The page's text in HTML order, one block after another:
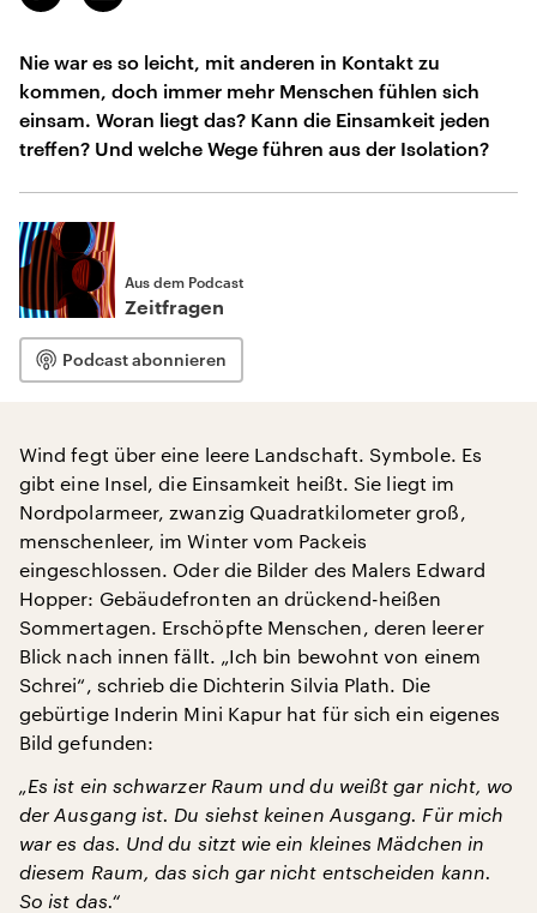
Nie war es so leicht, mit anderen in Kontakt zu
kommen, doch immer mehr Menschen fühlen sich
einsam. Woran liegt das? Kann die Einsamkeit jeden
treffen? Und welche Wege führen aus der Isolation?
Aus dem Podcast
Zeitfragen
Podcast abonnieren
Wind fegt über eine leere Landschaft. Symbole. Es
gibt eine Insel, die Einsamkeit heißt. Sie liegt im
Nordpolarmeer, zwanzig Quadratkilometer groß,
menschenleer, im Winter vom Packeis
eingeschlossen. Oder die Bilder des Malers Edward
Hopper: Gebäudefronten an drückend-heißen
Sommertagen. Erschöpfte Menschen, deren leerer
Blick nach innen fällt. „Ich bin bewohnt von einem
Schrei“, schrieb die Dichterin Silvia Plath. Die
gebürtige Inderin Mini Kapur hat für sich ein eigenes
Bild gefunden:
„Es ist ein schwarzer Raum und du weißt gar nicht, wo
der Ausgang ist. Du siehst keinen Ausgang. Für mich
war es das. Und du sitzt wie ein kleines Mädchen in
diesem Raum, das sich gar nicht entscheiden kann.
So ist das.“